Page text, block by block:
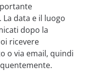
data e il luogo
dopo la
ricevere
o via email, quindi